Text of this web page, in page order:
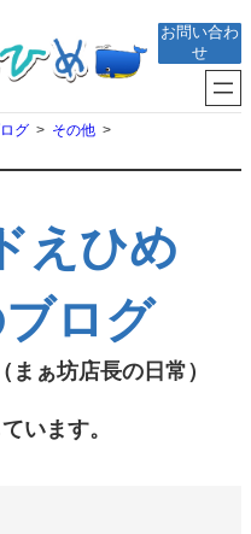
お問い合わ
せ
グ
その他
えひめ
ログ
ぁ坊店長の日常）
います。